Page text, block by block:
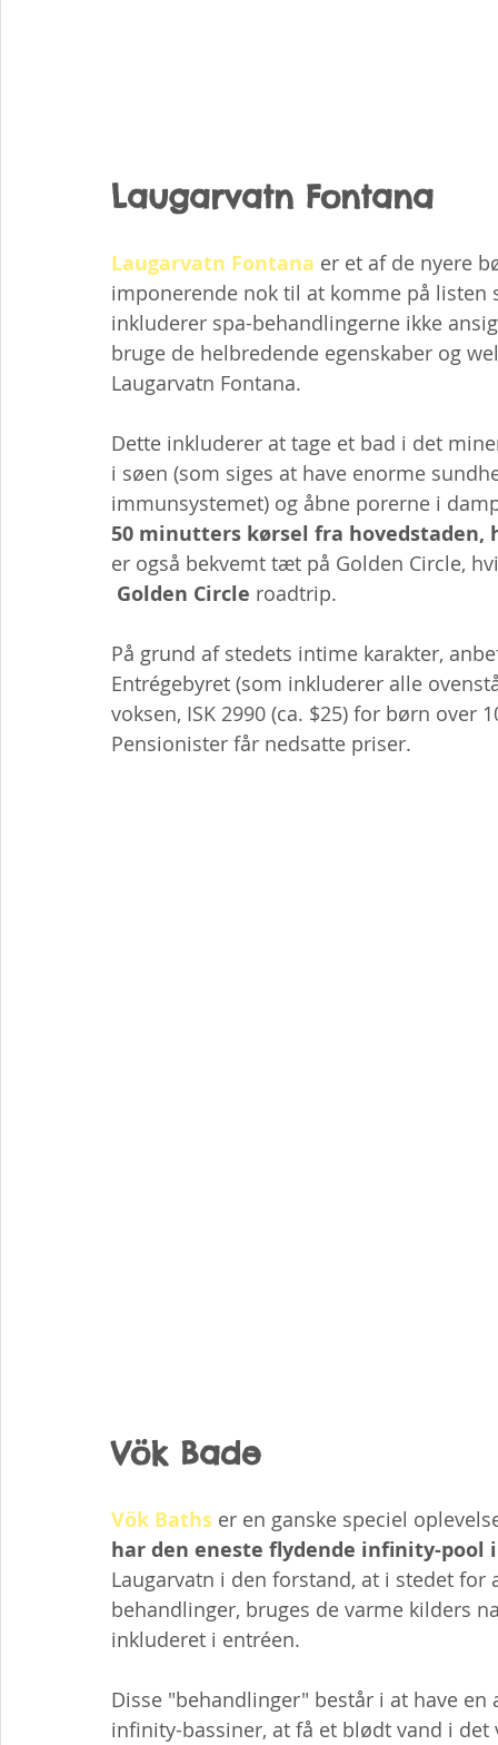
Laugarvatn Fontana
Laugarvatn Fontana er et af de nyere
imponerende nok til at komme på
inkluderer spa-behandlingerne ikke
bruge de helbredende egenskaber og
Laugarvatn Fontana.
Dette inkluderer at tage et bad i det
i søen (som siges at have enorme
immunsystemet) og åbne porerne i
50 minutters kørsel fra
er også bekvemt tæt på Golden Circle,
Golden Circle roadtrip.
På grund af stedets intime karakter,
Entrégebyret (som inkluderer alle
voksen, ISK 2990 (ca. $25) for børn
Pensionister får nedsatte priser.
Vök Bade
Vök Baths er en ganske speciel
har den eneste flydende infinity-pool
Laugarvatn i den forstand, at i stedet
behandlinger, bruges de varme kilders
inkluderet i entréen.
Disse "behandlinger" består i at have
infinity-bassiner, at få et blødt vand i